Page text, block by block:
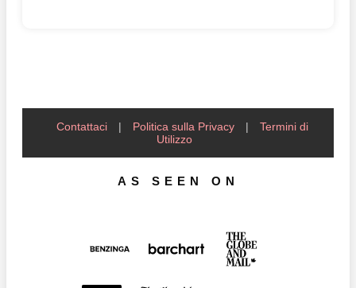
Contattaci | Politica sulla Privacy |
Termini di
Utilizzo
AS SEEN ON